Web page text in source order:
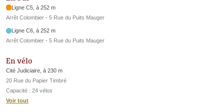
Ligne C5, à 252 m
Arrêt Colombier - 5 Rue du Puits Mauger
Ligne C6, à 252 m
Arrêt Colombier - 5 Rue du Puits Mauger
En vélo
Cité Judiciaire, à 230 m
20 Rue du Papier Timbré
Capacité : 24 vélos
Voir tout